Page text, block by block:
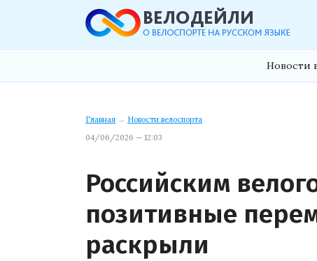
Новости
Главная → Новости велоспорта
04/06/2026 — 12:03
Российским
позитивные
раскрыли